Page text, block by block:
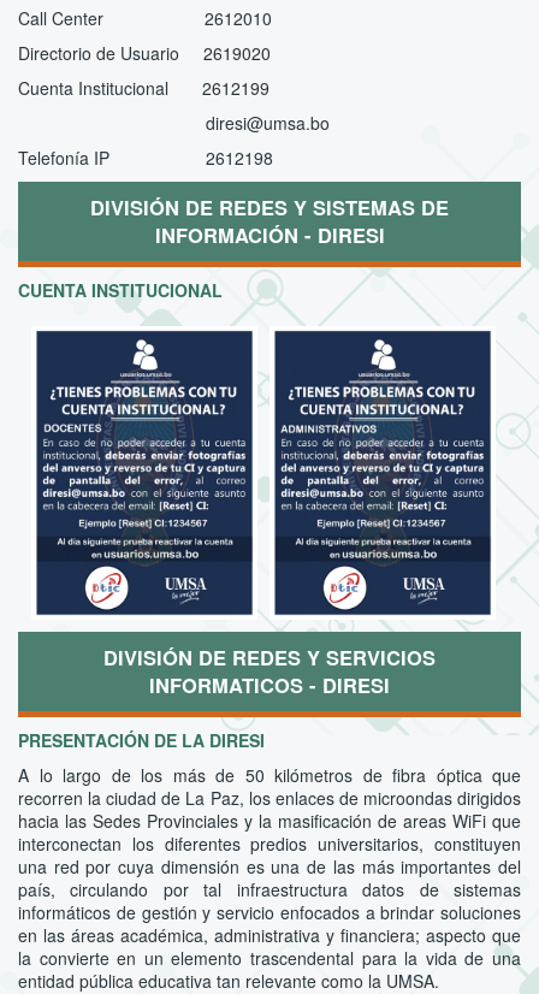
Call Center 2612010
Directorio de Usuario 2619020
Cuenta Institucional 2612199
diresi@umsa.bo
Telefonía IP 2612198
DIVISIÓN DE REDES Y SISTEMAS DE
INFORMACIÓN - DIRESI
CUENTA INSTITUCIONAL
DIVISIÓN DE REDES Y SERVICIOS
INFORMATICOS - DIRESI
PRESENTACIÓN DE LA DIRESI
A lo largo de los más de 50 kilómetros de fibra óptica que
recorren la ciudad de La Paz, los enlaces de microondas dirigidos
hacia las Sedes Provinciales y la masificación de areas WiFi que
interconectan los diferentes predios universitarios, constituyen
una red por cuya dimensión es una de las más importantes del
país, circulando por tal infraestructura datos de sistemas
informáticos de gestión y servicio enfocados a brindar soluciones
en las áreas académica, administrativa y financiera; aspecto que
la convierte en un elemento trascendental para la vida de una
entidad pública educativa tan relevante como la UMSA.